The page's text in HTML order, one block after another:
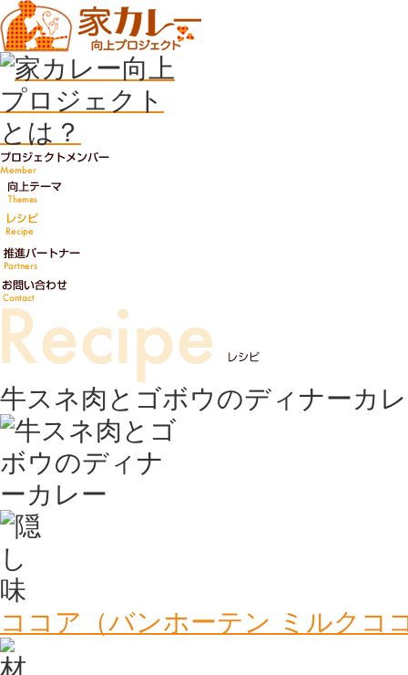
牛スネ肉とゴボウのディナーカ
ココア（バンホーテン ミルクコ